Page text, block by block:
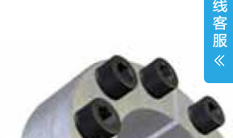
服务中心
联系我们